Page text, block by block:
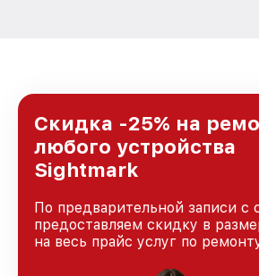
Скидка -25% на
любого устройства
Sightmark
По предварительной записи с
предоставляем скидку в
на весь прайс услуг по